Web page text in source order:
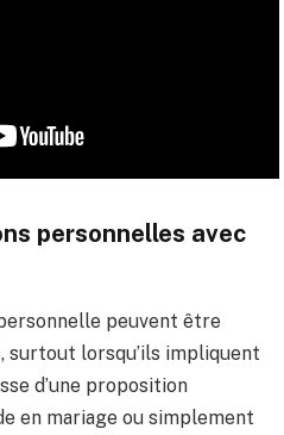
personnelles avec
peuvent être
lorsqu’ils impliquent
d’une proposition
en mariage ou simplement